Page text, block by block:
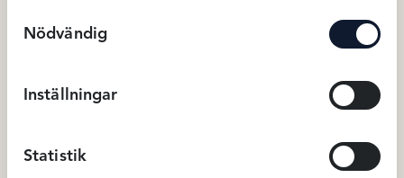
Nödvändig
Inställningar
Statistik
Relaterade produkter